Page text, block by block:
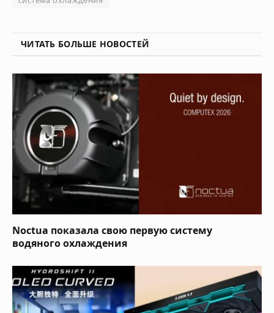
ЧИТАТЬ БОЛЬШЕ НОВОСТЕЙ
Noctua показала свою первую систему
водяного охлаждения